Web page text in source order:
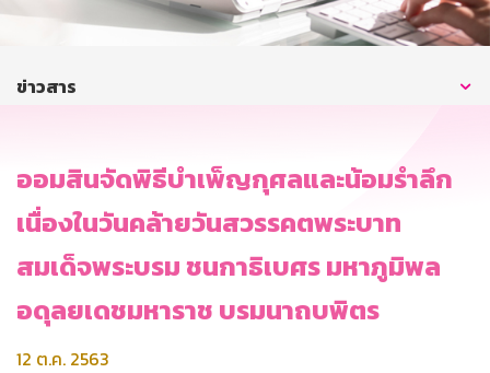
บริการออนไลน์
ข่าวสาร
ออมสินจัดพิธีบำเพ็ญกุศลและน้อมรำลึก
เนื่องในวันคล้ายวันสวรรคตพระบาท
สมเด็จพระบรม ชนกาธิเบศร มหาภูมิพล
อดุลยเดชมหาราช บรมนาถบพิตร
12 ต.ค. 2563